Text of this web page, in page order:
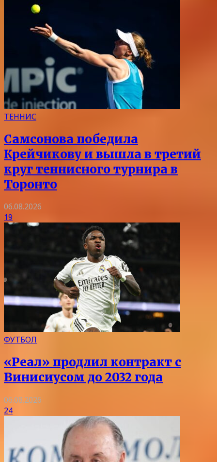
ТЕННИС
Самсонова победила
Крейчикову и вышла в третий
круг теннисного турнира в
Торонто
06.08.2026
19
ФУТБОЛ
«Реал» продлил контракт с
Винисиусом до 2032 года
06.08.2026
24